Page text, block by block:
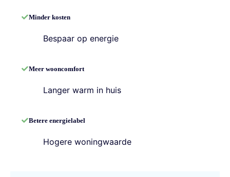
Minder kosten
Bespaar op energie
Meer wooncomfort
Langer warm in huis
Betere energielabel
Hogere woningwaarde